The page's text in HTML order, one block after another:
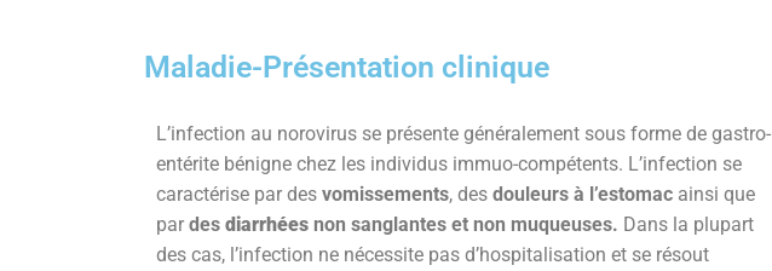
Maladie-Présentation clinique
L’infection au norovirus se présente généralement sous forme de gastro-
entérite bénigne chez les individus immuo-compétents. L’infection se
caractérise par des vomissements, des douleurs à l’estomac ainsi que
par des diarrhées non sanglantes et non muqueuses. Dans la plupart
des cas, l’infection ne nécessite pas d’hospitalisation et se résout